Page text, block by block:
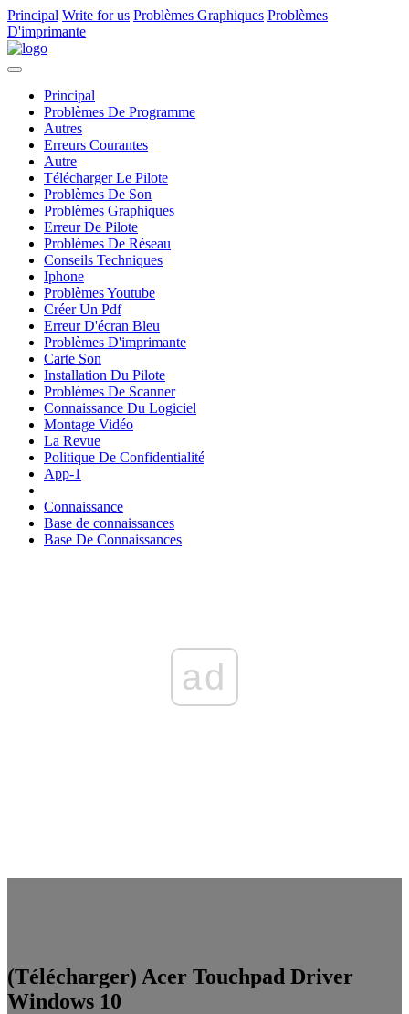
Principal Write for us Problèmes Graphiques Problèmes
D'imprimante
Principal
Problèmes De Programme
Autres
Erreurs Courantes
Autre
Télécharger Le Pilote
Problèmes De Son
Problèmes Graphiques
Erreur De Pilote
Problèmes De Réseau
Conseils Techniques
Iphone
Problèmes Youtube
Créer Un Pdf
Erreur D'écran Bleu
Problèmes D'imprimante
Carte Son
Installation Du Pilote
Problèmes De Scanner
Connaissance Du Logiciel
Montage Vidéo
La Revue
Politique De Confidentialité
App-1
Connaissance
Base de connaissances
Base De Connaissances
ad
(Télécharger) Acer Touchpad Driver
Windows 10